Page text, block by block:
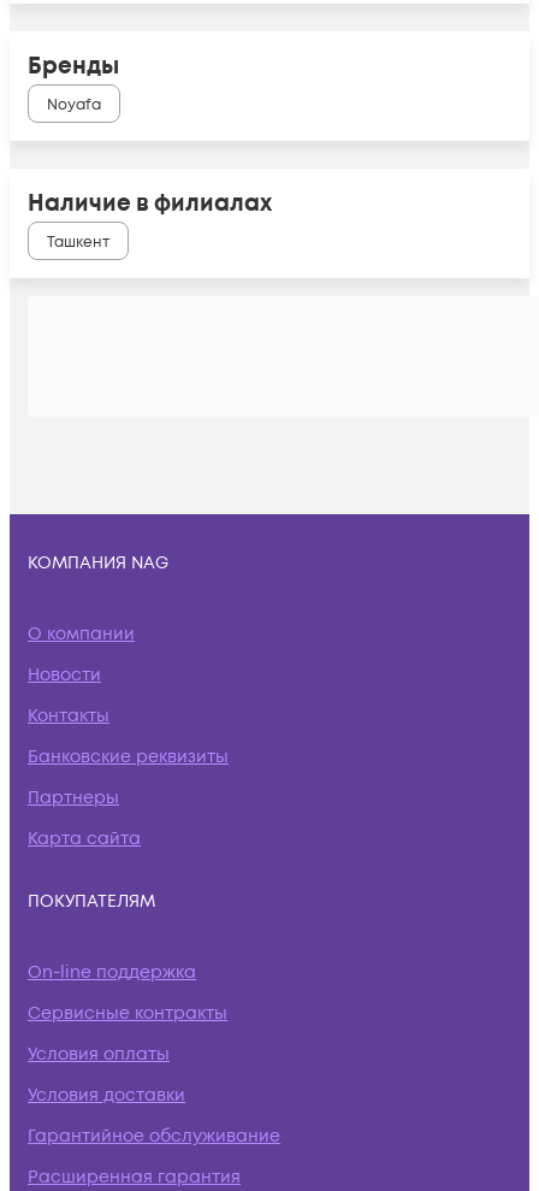
Бренды
Noyafa
Наличие в филиалах
Ташкент
КОМПАНИЯ NAG
О компании
Новости
Контакты
Банковские реквизиты
Партнеры
Карта сайта
ПОКУПАТЕЛЯМ
On-line поддержка
Сервисные контракты
Условия оплаты
Условия доставки
Гарантийное обслуживание
Расширенная гарантия